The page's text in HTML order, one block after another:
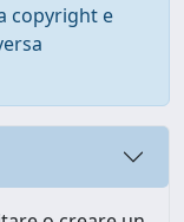
copyright e